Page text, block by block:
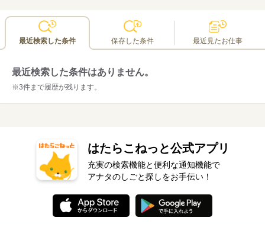
最近検索した条件 保存した条件 最近見たお仕事
最近検索した条件はありません。
※3件まで履歴が残ります。
はたらこねっと公式アプリ
充実の検索機能と便利な通知機能で
アナタのしごと探しをお手伝い！